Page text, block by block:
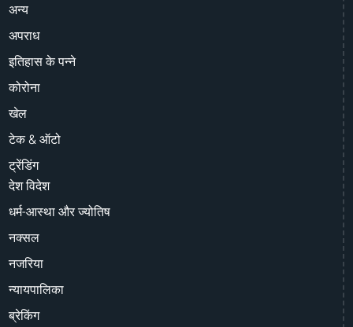
अन्य
अपराध
इतिहास के पन्ने
कोरोना
खेल
टेक & ऑटो
ट्रेंडिंग
देश विदेश
धर्म-आस्था और ज्योतिष
नक्सल
नजरिया
न्यायपालिका
ब्रेकिंग